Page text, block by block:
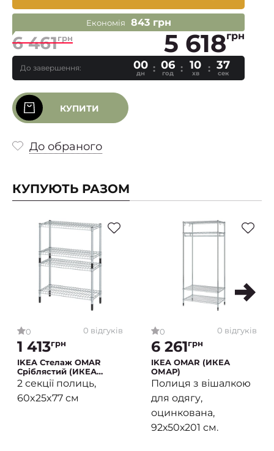
Економія 843 грн
6 461грн 5 618грн
До завершення: 00
дн
06
год
10
хв
36
сек
КУПИТИ
До обраного
КУПУЮТЬ РАЗОМ
0 0 відгуків
1 413грн
IKEA Стелаж OMAR
Сріблястий (ИКЕА
ОМАР)
2 секції полиць,
60x25x77 см
0 0 відгуків
6 261грн
IKEA OMAR (ИКЕА
ОМАР)
Полиця з вішалкою
для одягу,
оцинкована,
92х50х201 см.